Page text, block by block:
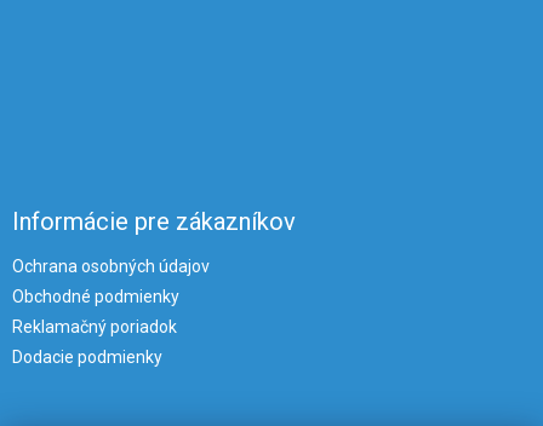
Informácie pre zákazníkov
Ochrana osobných údajov
Obchodné podmienky
Reklamačný poriadok
Dodacie podmienky